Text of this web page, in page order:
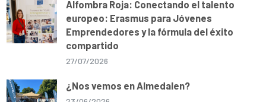
Alfombra Roja: Conectando el talento
europeo: Erasmus para Jóvenes
Emprendedores y la fórmula del éxito
compartido
27/07/2026
¿Nos vemos en Almedalen?